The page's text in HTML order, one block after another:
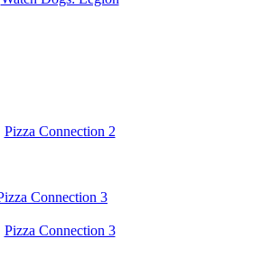
Pizza Connection 2
Pizza Connection 3